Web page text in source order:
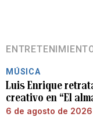
MÚSICA
Luis Enrique
creativo en “El
6 de agosto de